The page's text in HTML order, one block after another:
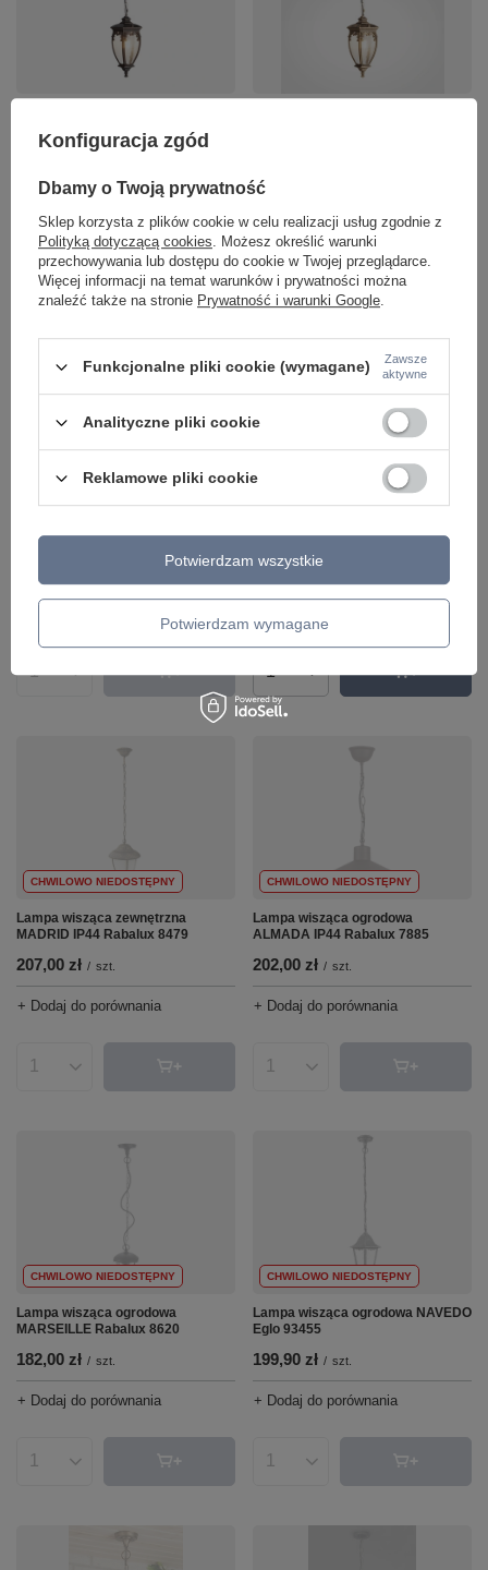
klasycznym 1xE27 Fleur O414PL-
01BZ Maytoni
+ Dodaj do porównania
Ilość produktów
+ Dodaj do porównania
Ilość produktów
CHWILOWO NIEDOSTĘPNY
IP44 Rabalux 8454
Ilość produktów
YORK IP44 Rabalux 8699
414,00 zł
Ilość produktów
CHWILOWO NIEDOSTĘPNY
Lampa wisząca zewnętrzna
MADRID IP44 Rabalux 8479
207,00 zł / szt.
+ Dodaj do porównania
Ilość produktów
CHWILOWO NIEDOSTĘPNY
Lampa wisząca ogrodowa
ALMADA IP44 Rabalux 7885
202,00 zł / szt.
+ Dodaj do porównania
Ilość produktów
CHWILOWO NIEDOSTĘPNY
Lampa wisząca ogrodowa
MARSEILLE Rabalux 8620
182,00 zł / szt.
+ Dodaj do porównania
Ilość produktów
CHWILOWO NIEDOSTĘPNY
Lampa wisząca ogrodowa NAVEDO
Eglo 93455
199,90 zł / szt.
+ Dodaj do porównania
Ilość produktów
Konfiguracja zgód
Dbamy o Twoją prywatność
Sklep korzysta z plików cookie w celu realizacji usług zgodnie z
Polityką dotyczącą cookies. Możesz określić warunki
przechowywania lub dostępu do cookie w Twojej przeglądarce.
Więcej informacji na temat warunków i prywatności można
znaleźć także na stronie Prywatność i warunki Google.
Funkcjonalne pliki cookie (wymagane)
Zawsze
aktywne
Analityczne pliki cookie
Reklamowe pliki cookie
Potwierdzam wymagane
Potwierdzam wszystkie